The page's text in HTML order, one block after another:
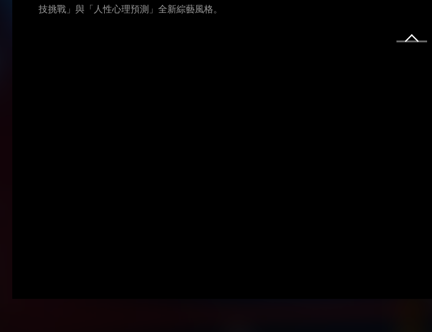
技挑戰」與「人性心理預測」全新綜藝風格。